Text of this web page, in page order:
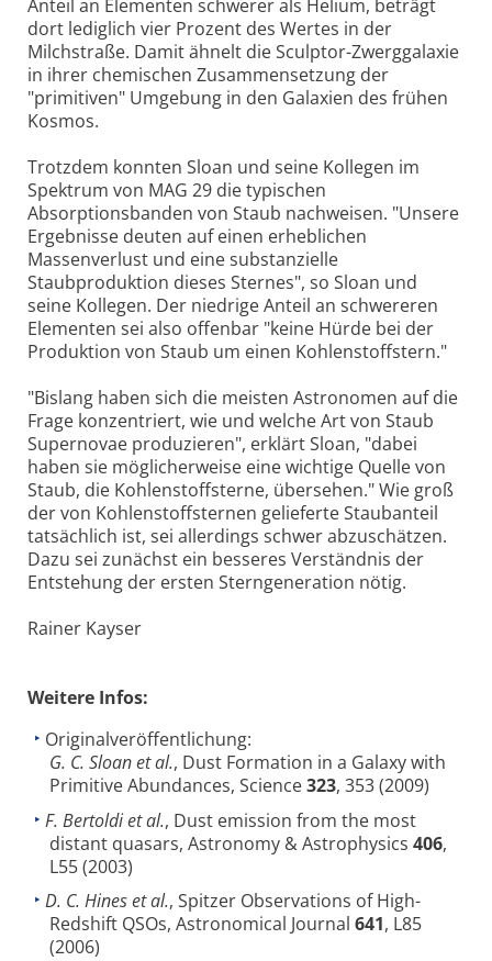
Anteil an Elementen schwerer als Helium, beträgt
dort lediglich vier Prozent des Wertes in der
Milchstraße. Damit ähnelt die Sculptor-Zwerggalaxie
in ihrer chemischen Zusammensetzung der
"primitiven" Umgebung in den Galaxien des frühen
Kosmos.
Trotzdem konnten Sloan und seine Kollegen im
Spektrum von MAG 29 die typischen
Absorptionsbanden von Staub nachweisen. "Unsere
Ergebnisse deuten auf einen erheblichen
Massenverlust und eine substanzielle
Staubproduktion dieses Sternes", so Sloan und
seine Kollegen. Der niedrige Anteil an schwereren
Elementen sei also offenbar "keine Hürde bei der
Produktion von Staub um einen Kohlenstoffstern."
"Bislang haben sich die meisten Astronomen auf die
Frage konzentriert, wie und welche Art von Staub
Supernovae produzieren", erklärt Sloan, "dabei
haben sie möglicherweise eine wichtige Quelle von
Staub, die Kohlenstoffsterne, übersehen." Wie groß
der von Kohlenstoffsternen gelieferte Staubanteil
tatsächlich ist, sei allerdings schwer abzuschätzen.
Dazu sei zunächst ein besseres Verständnis der
Entstehung der ersten Sterngeneration nötig.
Rainer Kayser
Weitere Infos:
Originalveröffentlichung:
G. C. Sloan et al., Dust Formation in a Galaxy with
Primitive Abundances, Science323, 353 (2009)
F. Bertoldi et al., Dust emission from the most
distant quasars, Astronomy & Astrophysics 406,
L55 (2003)
D. C. Hines et al., Spitzer Observations of High-
Redshift QSOs, Astronomical Journal 641, L85
(2006)